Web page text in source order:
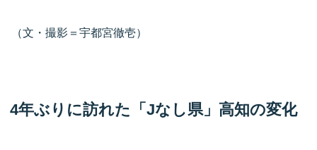
（文・撮影＝宇都宮徹壱）
4年ぶりに訪れた「Jなし県」高知の変化